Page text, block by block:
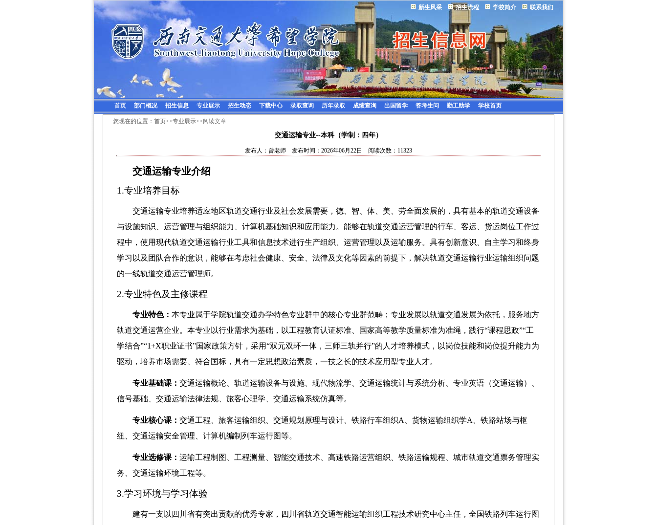
新生风采 招生流程 学校简介 联系我们
首页 部门概况 招生信息 专业展示 招生动态 下载中心 录取查询 历年录取 成绩查询 出国留学 答考生问 勤工助学 学校首页
您现在的位置：首页>>专业展示>>阅读文章
交通运输专业--本科（学制：四年）
发布人：曾老师 发布时间：2026年06月22日 阅读次数：11323
交通运输专业介绍
1.专业培养目标
交通运输专业培养适应地区轨道交通行业及社会发展需要，德、智、体、美、劳全面发展的，具有基本的轨道交通设备
与设施知识、运营管理与组织能力、计算机基础知识和应用能力。能够在轨道交通运营管理的行车、客运、货运岗位工作过
程中，使用现代轨道交通运输行业工具和信息技术进行生产组织、运营管理以及运输服务。具有创新意识、自主学习和终身
学习以及团队合作的意识，能够在考虑社会健康、安全、法律及文化等因素的前提下，解决轨道交通运输行业运输组织问题
的一线轨道交通运营管理师。
2.专业特色及主修课程
专业特色： 本专业属于学院轨道交通办学特色专业群中的核心专业群范畴；专业发展以轨道交通发展为依托，服务地方
轨道交通运营企业。本专业以行业需求为基础，以工程教育认证标准、国家高等教学质量标准为准绳，践行“课程思政”“工
学结合”“1+X职业证书”国家政策方针，采用“双元双环一体，三师三轨并行”的人才培养模式，以岗位技能和岗位提升能力为
驱动，培养市场需要、符合国标，具有一定思想政治素质，一技之长的技术应用型专业人才。
专业基础课： 交通运输概论、 轨道运输设备与设施、 现代物流学 交通运输统计与系统分析、 专业英语（交通运输）
信号基础
交通运输法律法规、 旅客心理学 交通运输系统仿真等。
专业核心课： 交通工程、旅客运输组织、交通规划原理与设计、铁路行车组织A、货物运输组织学A、铁路站场与枢
纽、交通运输安全管理、计算机编制列车运行图等。
专业选修课： 运输工程制图 工程测量、 智能交通技术、 高速铁路运营组织 铁路运输规程
城市轨道交通票务管理实
务
交通运输环境工程等。
3.学习环境与学习体验
建有一支以四川省有突出贡献的优秀专家， 四川省轨道交通智能运输组织工程技术研究中心主任，全国铁路列车运行图